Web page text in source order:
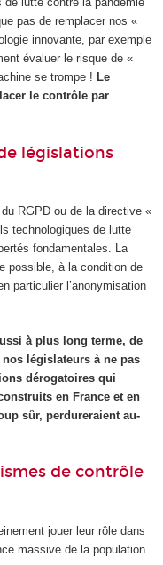
pas de remplacer nos «
innovante, par exemple
évaluer le risque de «
se trompe ! Le
le contrôle par
législations
RGPD ou de la directive «
technologiques de lutte
fondamentales. La
possible, à la condition de
particulier l’anonymisation
à plus long terme, de
législateurs à ne pas
dérogatoires qui
en France et en
sûr, perdureraient au-
de contrôle
jouer leur rôle dans
massive de la population.